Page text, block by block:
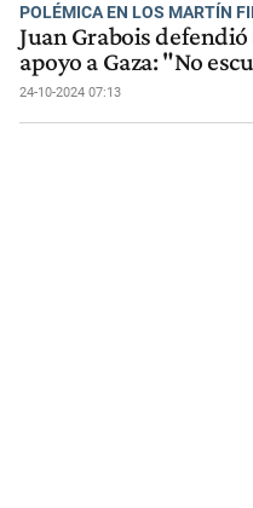
POLÉMICA EN LOS MARTÍN
Juan Grabois
apoyo a Gaza: "No
24-10-2024 07:13